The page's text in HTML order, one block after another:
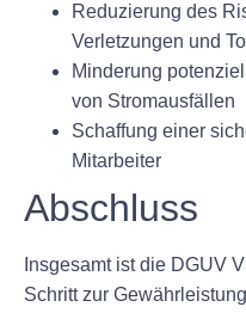
Reduzierung des
Verletzungen und
Minderung
von Stromausfällen
Schaffung einer
Mitarbeiter
Abschluss
Insgesamt ist die DGUV
Schritt zur